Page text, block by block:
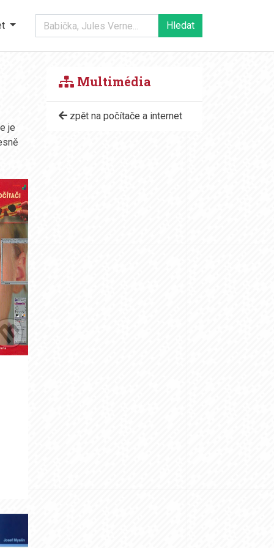
je
Multimédia
zpět na počítače a internet